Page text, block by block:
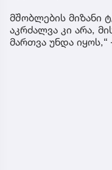
მშობლების მიზანი
აკრძალვა კი არა,
მართვა უნდა იყოს,“